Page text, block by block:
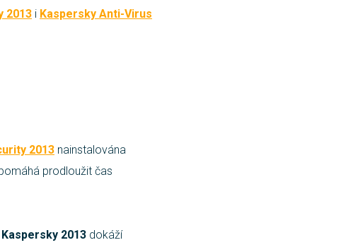
2013 i Kaspersky Anti-Virus
2013 nainstalována
prodloužit čas
Kaspersky 2013 dokáží